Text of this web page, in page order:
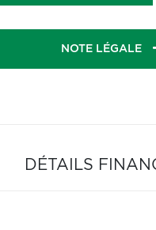
NOTE LÉGALE
DÉTAILS